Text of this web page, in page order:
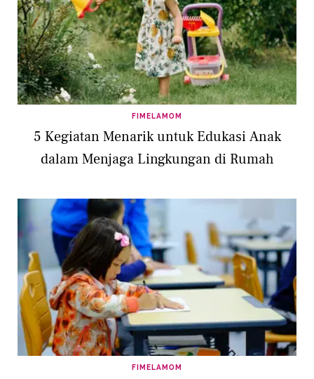
FIMELAMOM
5 Kegiatan Menarik untuk Edukasi Anak
dalam Menjaga Lingkungan di Rumah
FIMELAMOM